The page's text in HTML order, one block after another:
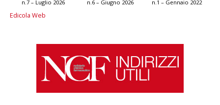
n.7 – Luglio 2026 n.6 – Giugno 2026 n.1 – Gennaio 2022
Edicola Web